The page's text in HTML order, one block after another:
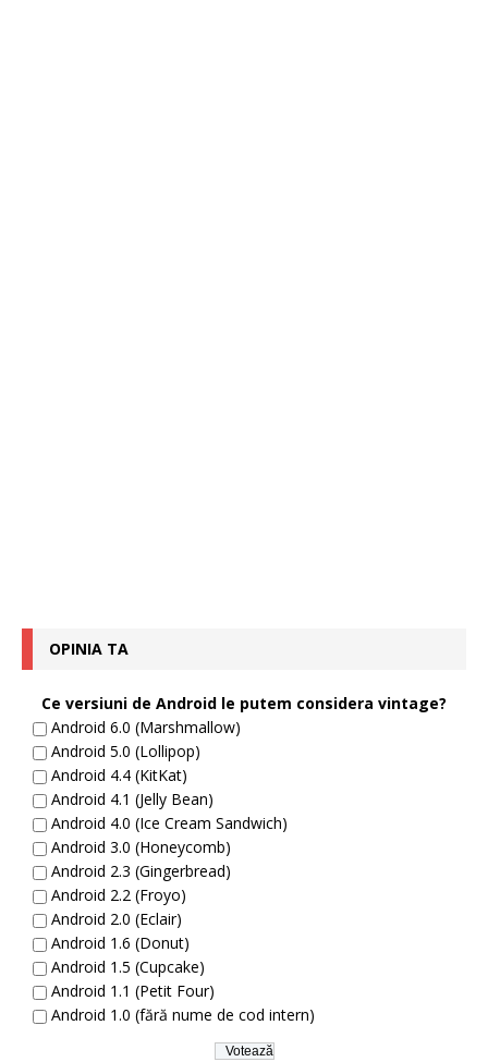
OPINIA TA
Ce versiuni de Android le putem considera vintage?
Android 6.0 (Marshmallow)
Android 5.0 (Lollipop)
Android 4.4 (KitKat)
Android 4.1 (Jelly Bean)
Android 4.0 (Ice Cream Sandwich)
Android 3.0 (Honeycomb)
Android 2.3 (Gingerbread)
Android 2.2 (Froyo)
Android 2.0 (Eclair)
Android 1.6 (Donut)
Android 1.5 (Cupcake)
Android 1.1 (Petit Four)
Android 1.0 (fără nume de cod intern)